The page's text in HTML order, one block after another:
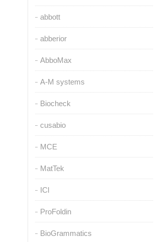
abbott
abberior
AbboMax
A-M systems
Biocheck
cusabio
MCE
MatTek
ICl
ProFoldin
BioGrammatics